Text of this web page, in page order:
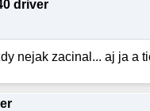
driver
nejak zacinal... aj ja a